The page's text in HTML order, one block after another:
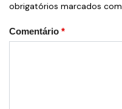
obrigatórios marcados com
Comentário *